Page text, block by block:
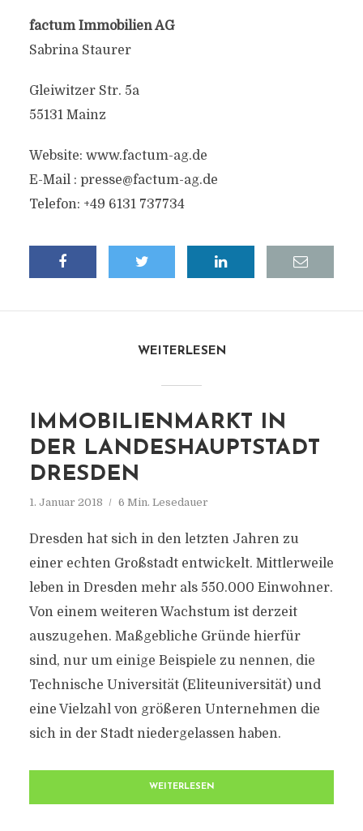
factum Immobilien AG
Sabrina Staurer
Gleiwitzer Str. 5a
55131 Mainz
Website: www.factum-ag.de
E-Mail : presse@factum-ag.de
Telefon: +49 6131 737734
WEITERLESEN
IMMOBILIENMARKT IN
DER LANDESHAUPTSTADT
DRESDEN
1. Januar 2018 6 Min. Lesedauer
Dresden hat sich in den letzten Jahren zu
einer echten Großstadt entwickelt. Mittlerweile
leben in Dresden mehr als 550.000 Einwohner.
Von einem weiteren Wachstum ist derzeit
auszugehen. Maßgebliche Gründe hierfür
sind, nur um einige Beispiele zu nennen, die
Technische Universität (Eliteuniversität) und
eine Vielzahl von größeren Unternehmen die
sich in der Stadt niedergelassen haben.
WEITERLESEN